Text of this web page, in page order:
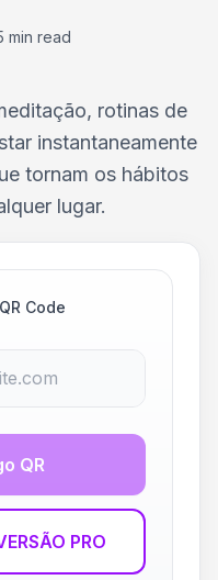
min read
rotinas de
instantaneamente
tornam os hábitos
lugar.
Code
QR
PRO